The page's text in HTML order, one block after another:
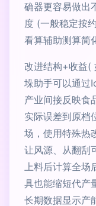
确器更容易做出
度 (一般稳定按
看算辅助测算简
改进结构+收益(
垛助手可以通过
产业间接反映食
实际误差到原档
场，使用特殊热
让风源、从翻刮
上料后计算全场
具也能缩短代产
长期数据显示产